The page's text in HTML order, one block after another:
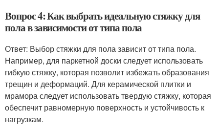
Вопрос 4: Как выбрать идеальную стяжку для
пола в зависимости от типа пола
Ответ: Выбор стяжки для пола зависит от типа пола.
Например, для паркетной доски следует использовать
гибкую стяжку, которая позволит избежать образования
трещин и деформаций. Для керамической плитки и
мрамора следует использовать твердую стяжку, которая
обеспечит равномерную поверхность и устойчивость к
нагрузкам.